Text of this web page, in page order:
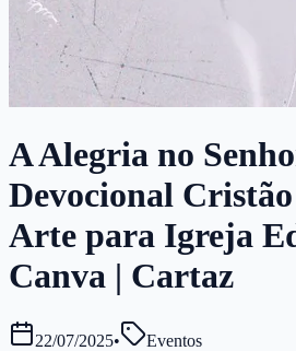
A Alegria no
Devocional
Arte para Igreja
Canva | Cartaz
22/07/2025• Eventos